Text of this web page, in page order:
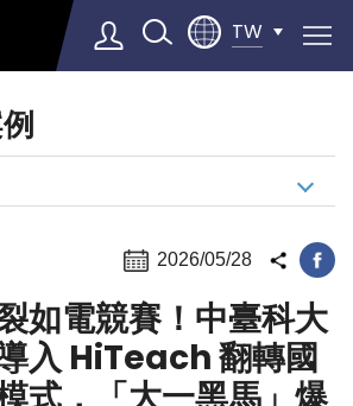
TW
▼
2026/05/28
如電競賽！中臺科大
入 HiTeach 翻轉國